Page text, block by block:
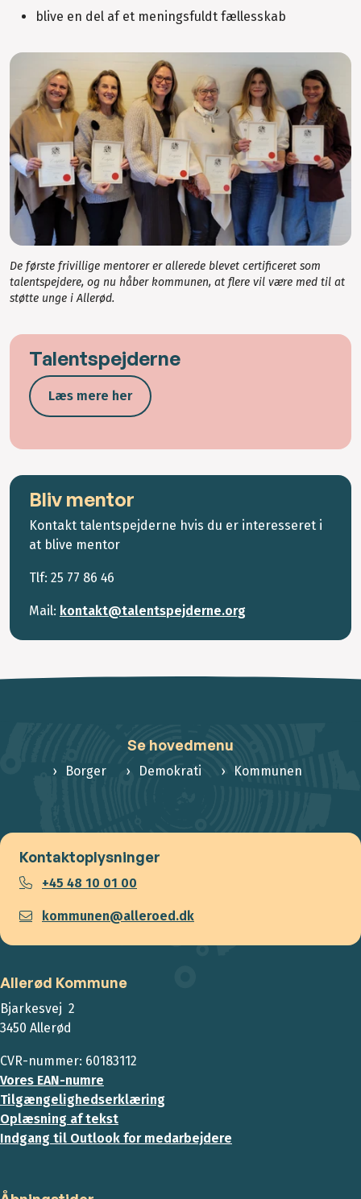
blive en del af et meningsfuldt fællesskab
De første frivillige mentorer er allerede blevet certificeret som
talentspejdere, og nu håber kommunen, at flere vil være med til at
støtte unge i Allerød.
Talentspejderne
Læs mere her
Bliv mentor
Kontakt talentspejderne hvis du er interesseret i
at blive mentor
Tlf: 25 77 86 46
Mail: kontakt@talentspejderne.org
Se hovedmenu
Borger Demokrati Kommunen
Kontaktoplysninger
+45 48 10 01 00
kommunen@alleroed.dk
Allerød Kommune
Bjarkesvej 2
3450 Allerød
CVR-nummer: 60183112
Vores EAN-numre
Tilgængelighedserklæring
Oplæsning af tekst
Indgang til Outlook for medarbejdere